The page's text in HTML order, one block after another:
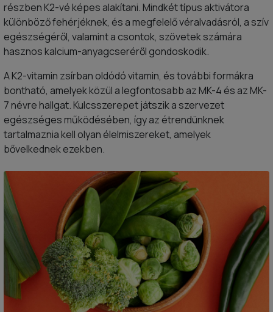
részben K2-vé képes alakítani. Mindkét típus aktivátora
különböző fehérjéknek, és a megfelelő véralvadásról, a szív
egészségéről, valamint a csontok, szövetek számára
hasznos kalcium-anyagcseréről gondoskodik.
A K2-vitamin zsírban oldódó vitamin, és további formákra
bontható, amelyek közül a legfontosabb az MK-4 és az MK-
7 névre hallgat. Kulcsszerepet játszik a szervezet
egészséges működésében, így az étrendünknek
tartalmaznia kell olyan élelmiszereket, amelyek
bővelkednek ezekben.